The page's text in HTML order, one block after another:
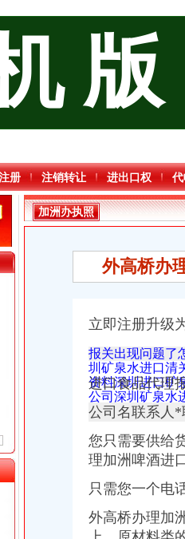
版
册 注销转让 进出口权
（进出口权）
司 渝高 （工商注册）
册
（进出口权）
商注册）
可证）
公司 渝北 （工商注册）
（进出口权）
加洲办执照
外高桥办
立即注册升级
报关出现问题了
圳矿泉水进口清
资料深圳进口矿
公司深圳矿泉水
进口食品代理
公司名联系人
您只需要供给
理加洲啤酒进
只需您一个电
外高桥办理加